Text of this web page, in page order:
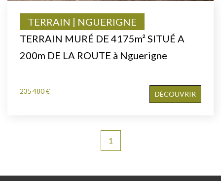
TERRAIN MURÉ DE 4175m² SITUÉ A
200m DE LA ROUTE à Nguerigne
TERRAIN | NGUERIGNE
235 480 € DÉCOUVRIR
1